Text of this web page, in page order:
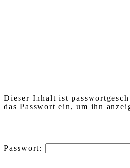
Dieser Inhalt ist
das Passwort ein, um ihn
Passwort: